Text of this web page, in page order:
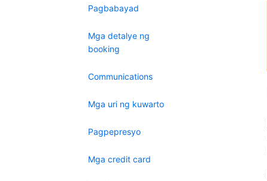
Pagbabayad
Mga detalye ng
booking
Communications
Mga uri ng kuwarto
Pagpepresyo
Mga credit card